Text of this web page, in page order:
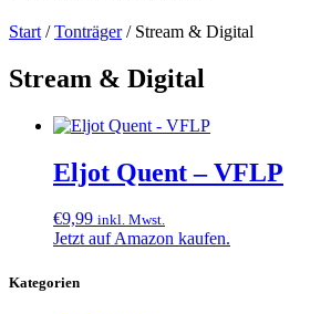
Start /Tonträger/ Stream & Digital
Stream & Digital
Eljot Quent – VFLP
€9,99 inkl. Mwst.
Jetzt auf Amazon kaufen.
Kategorien